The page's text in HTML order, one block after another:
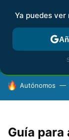
FISCALIDAD Y
HOY SE HABLA
Autónomos
Guía para
Ya puedes ver